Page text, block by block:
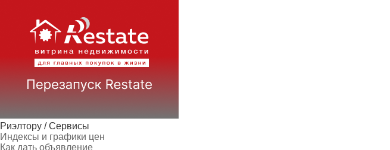
Риэлтору / Сервисы
Индексы и графики цен
Как дать объявление